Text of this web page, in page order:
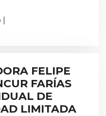
FELIPE
FARÍAS
DE
LIMITADA